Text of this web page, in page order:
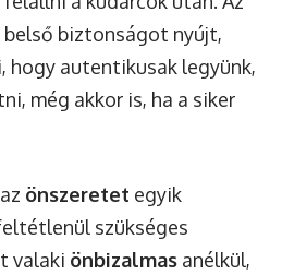
biztonságot nyújt,
hogy autentikusak legyünk,
még akkor is, ha a siker
önszeretet egyik
szükséges
valaki önbizalmas anélkül,